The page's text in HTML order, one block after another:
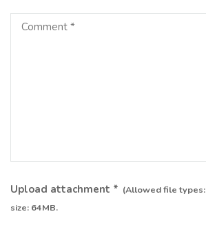
Upload attachment * (Allowed file types:
size: 64MB.